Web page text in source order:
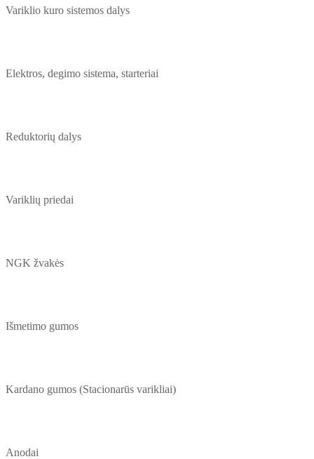
Variklio kuro sistemos dalys
Elektros, degimo sistema, starteriai
Reduktorių dalys
Variklių priedai
NGK žvakės
Išmetimo gumos
Kardano gumos (Stacionarūs varikliai)
Anodai